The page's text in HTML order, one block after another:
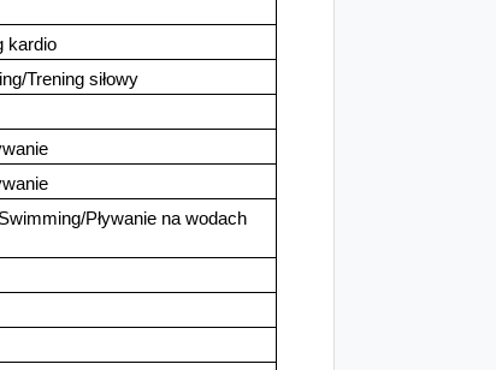
kardio
Trening siłowy
Pływanie na wodach